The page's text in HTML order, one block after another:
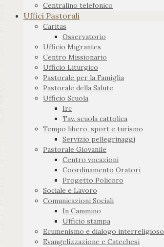
Centralino telefonico
Uffici Pastorali
Caritas
Osservatorio
Ufficio Migrantes
Centro Missionario
Ufficio Liturgico
Pastorale per la Famiglia
Pastorale della Salute
Ufficio Scuola
Irc
Tav. scuola cattolica
Tempo libero, sport e turismo
Servizio pellegrinaggi
Pastorale Giovanile
Centro vocazioni
Coordinamento Oratori
Progetto Policoro
Sociale e Lavoro
Comunicazioni Sociali
In Cammino
Ufficio stampa
Ecumenismo e dialogo interreligioso
Evangelizzazione e Catechesi